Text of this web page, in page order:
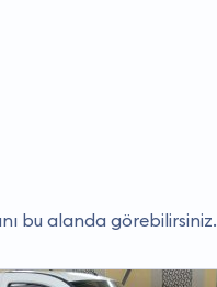
bu alanda görebilirsiniz.